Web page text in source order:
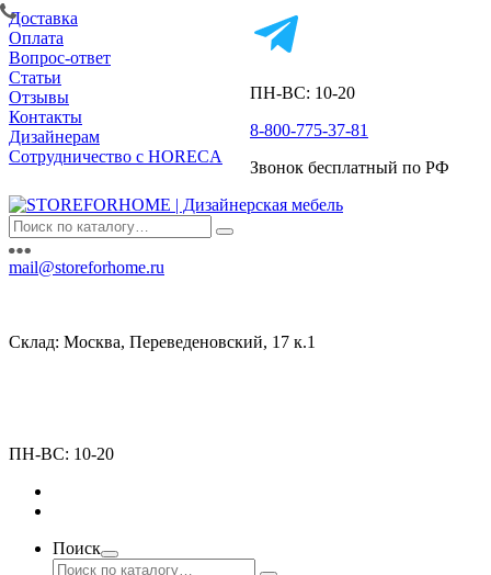
Доставка
Оплата
Вопрос-ответ
Статьи
Отзывы
Контакты
Дизайнерам
Сотрудничество с HORECA
ПН-ВС: 10-20
8-800-775-37-81
Звонок бесплатный по РФ
mail@storeforhome.ru
Склад: Москва, Переведеновский, 17 к.1
ПН-ВС: 10-20
Поиск